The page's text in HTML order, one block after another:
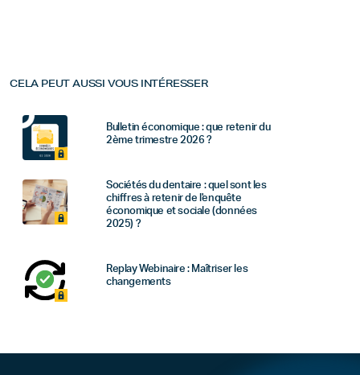
CELA PEUT AUSSI VOUS INTÉRESSER
Bulletin économique : que retenir du
2ème trimestre 2026 ?
Sociétés du dentaire : quel sont les
chiffres à retenir de l'enquête
économique et sociale (données
2025) ?
Replay Webinaire : Maîtriser les
changements